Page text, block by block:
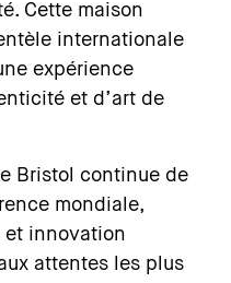
Cette maison
internationale
expérience
et d’art de
Bristol continue de
mondiale,
et innovation
attentes les plus